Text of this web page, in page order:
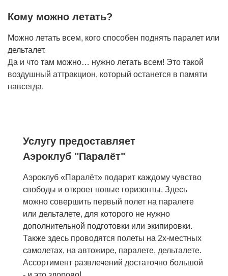
Кому можно летать?
Можно летать всем, кого способен поднять паралет или
дельталет.
Да и что там можно… нужно летать всем! Это такой
воздушный аттракцион, который останется в памяти
навсегда.
Услугу предоставляет
Аэроклуб "Паралёт"
Аэроклуб «Паралёт» подарит каждому чувство
свободы и откроет новые горизонты. Здесь
можно совершить первый полет на паралете
или дельталете, для которого не нужно
дополнительной подготовки или экипировки.
Также здесь проводятся полеты на 2х-местных
самолетах, на автожире, паралете, дельталете.
Ассортимент развлечений достаточно большой